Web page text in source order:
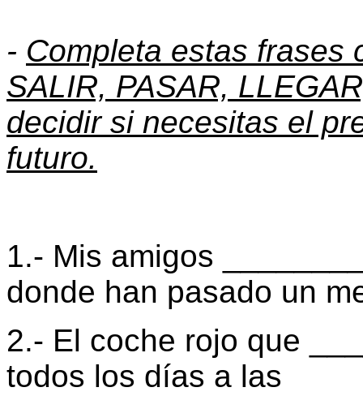
- Completa estas frases
SALIR, PASAR,
decidir si necesitas el
futuro.
1.- Mis amigos
donde han pasado un
2.- El coche rojo que
todos los días a las